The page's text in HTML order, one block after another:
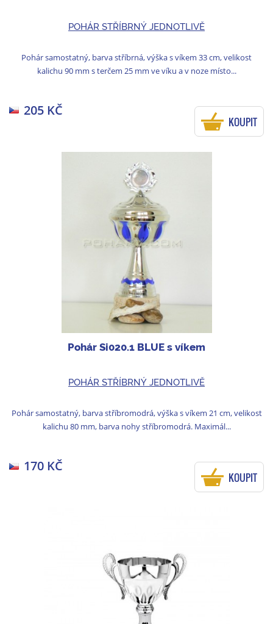
POHÁR STŘÍBRNÝ JEDNOTLIVĚ
Pohár samostatný, barva stříbrná, výška s víkem 33 cm, velikost
kalichu 90 mm s terčem 25 mm ve víku a v noze místo...
205 KČ
KOUPIT
Pohár Si020.1 BLUE s víkem
POHÁR STŘÍBRNÝ JEDNOTLIVĚ
Pohár samostatný, barva stříbromodrá, výška s víkem 21 cm, velikost
kalichu 80 mm, barva nohy stříbromodrá. Maximál...
170 KČ
KOUPIT